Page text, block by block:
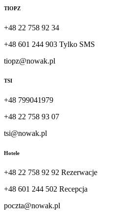
TIOPZ
+48 22 758 92 34
+48 601 244 903 Tylko SMS
tiopz@nowak.pl
TSI
+48 799041979
+48 22 758 93 07
tsi@nowak.pl
Hotele
+48 22 758 92 92 Rezerwacje
+48 601 244 502 Recepcja
poczta@nowak.pl